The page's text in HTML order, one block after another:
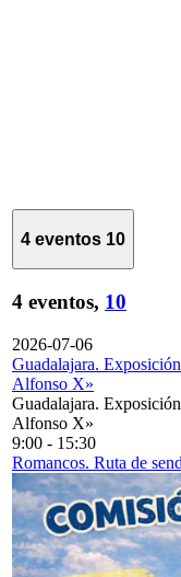
4 eventos 10
4 eventos, 10
2026-07-06
Guadalajara.
Alfonso X»
Guadalajara.
Alfonso X»
9:00 - 15:30
Romancos. Ruta de